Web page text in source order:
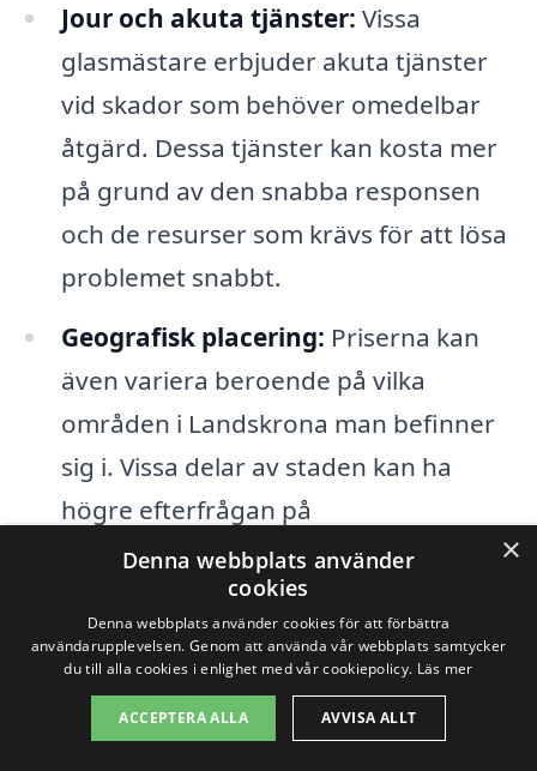
Jour och akuta tjänster: Vissa
glasmästare erbjuder akuta tjänster
vid skador som behöver omedelbar
åtgärd. Dessa tjänster kan kosta mer
på grund av den snabba responsen
och de resurser som krävs för att lösa
problemet snabbt.
Geografisk placering: Priserna kan
även variera beroende på vilka
områden i Landskrona man befinner
sig i. Vissa delar av staden kan ha
högre efterfrågan på
glasmästarservice, vilket kan påverka
Det är alltid fördelaktigt att få flera
offerter från olika glasmästare i
×
Denna webbplats använder
cookies
Denna webbplats använder cookies för att förbättra
användarupplevelsen. Genom att använda vår webbplats samtycker
du till alla cookies i enlighet med vår cookiepolicy. Läs mer
ACCEPTERA ALLA AVVISA ALLT